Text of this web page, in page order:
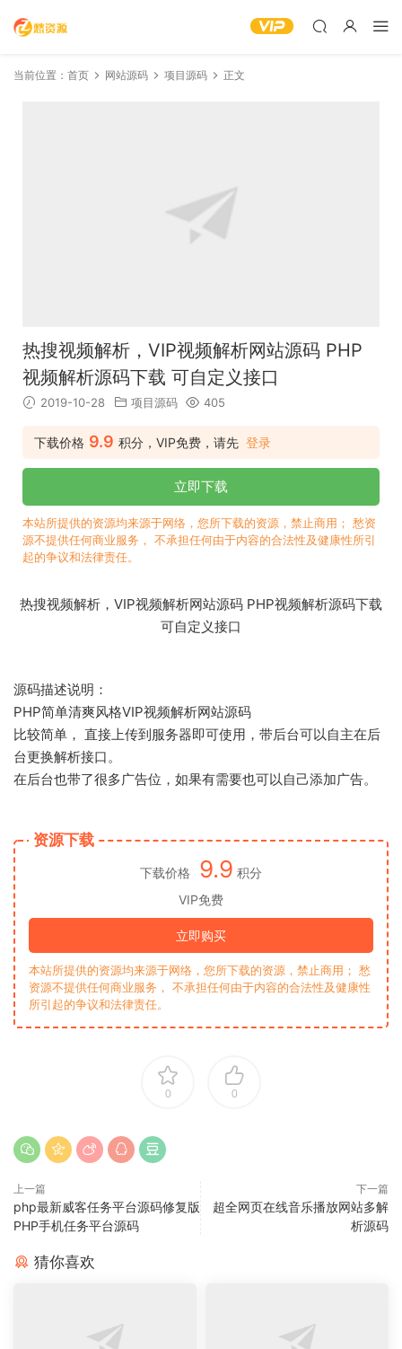
当前位置： 首页 网站源码 项目源码 正文
热搜视频解析，VIP视频解析网站源码 PHP
视频解析源码下载 可自定义接口
2019-10-28 项目源码 405
下载价格 9.9 积分，VIP免费，请先 登录
立即下载
本站所提供的资源均来源于网络，您所下载的资源，禁止商用； 愁资
源不提供任何商业服务， 不承担任何由于内容的合法性及健康性所引
起的争议和法律责任。
热搜视频解析，VIP视频解析网站源码 PHP视频解析源码下载
可自定义接口
源码描述说明：
PHP简单清爽风格VIP视频解析网站源码
比较简单， 直接上传到服务器即可使用，带后台可以自主在后
台更换解析接口。
在后台也带了很多广告位，如果有需要也可以自己添加广告。
资源下载
下载价格 9.9 积分
VIP免费
立即购买
本站所提供的资源均来源于网络，您所下载的资源，禁止商用； 愁
资源不提供任何商业服务， 不承担任何由于内容的合法性及健康性
所引起的争议和法律责任。
0 0
上一篇
php最新威客任务平台源码修复版
PHP手机任务平台源码
下一篇
超全网页在线音乐播放网站多解
析源码
猜你喜欢